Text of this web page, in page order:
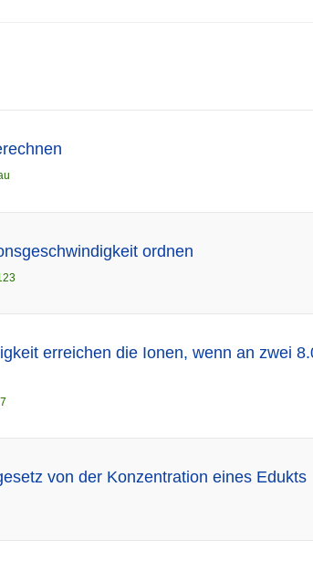
ordnen
erreichen die Ionen, wenn an zwei
von der Konzentration eines Edukts